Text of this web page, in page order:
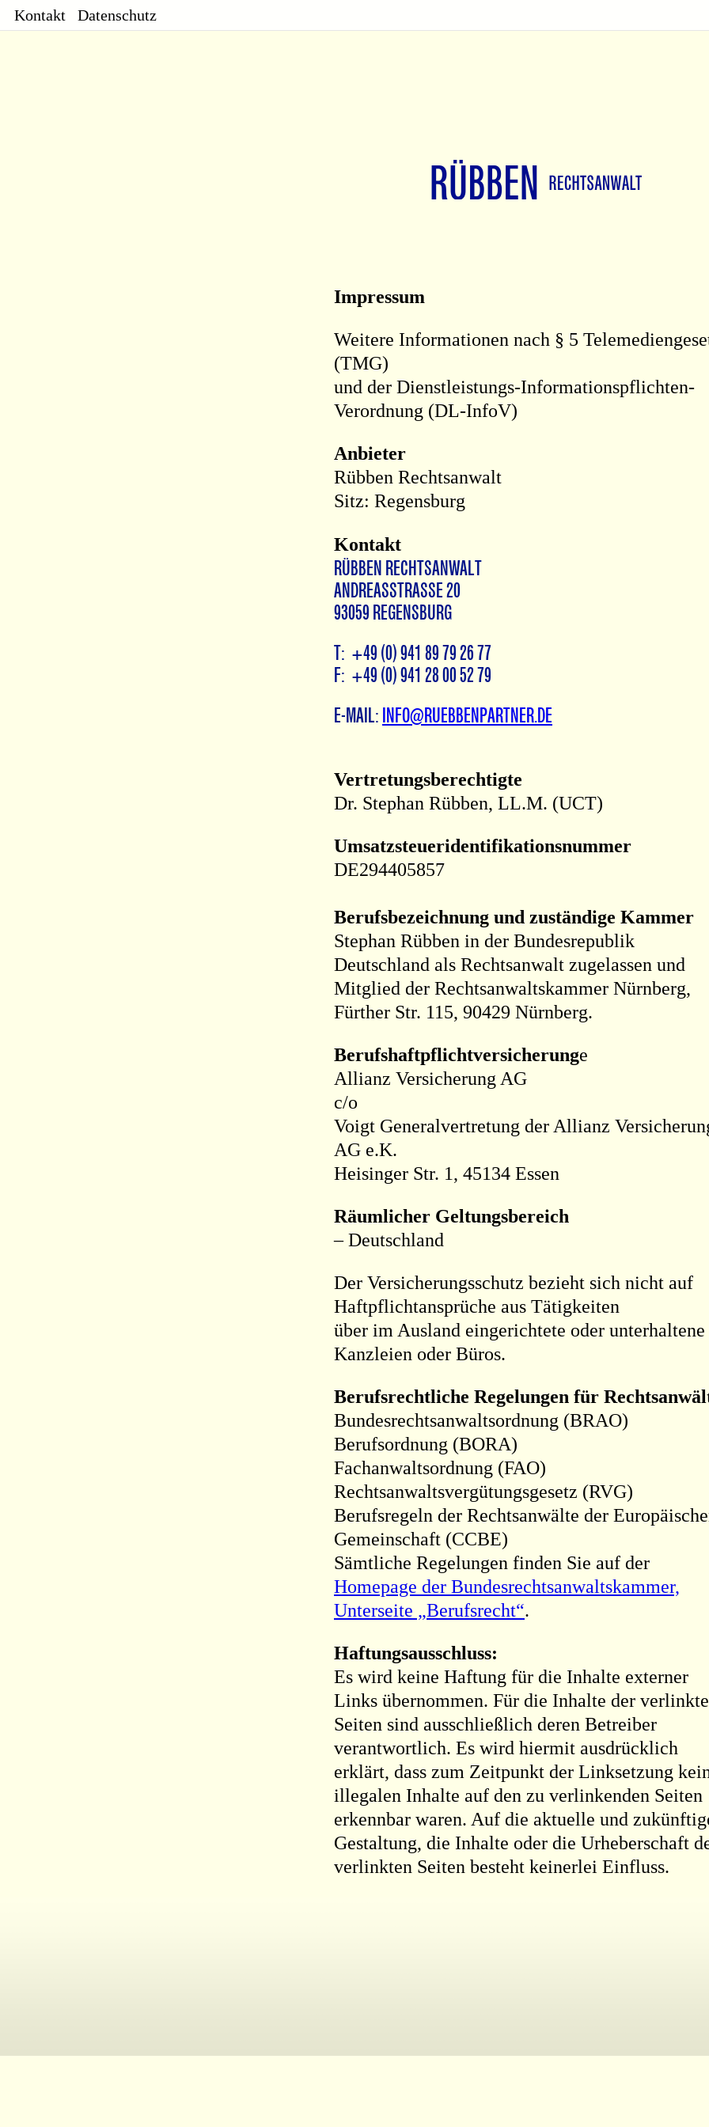
Kontakt Datenschutz
Impressum
Weitere Informationen nach § 5
(TMG)
und der Dienstleistungs-Informationspflichten-
Verordnung (DL-InfoV)
Anbieter
Rübben Rechtsanwalt
Sitz: Regensburg
Kontakt
Rübben Rechtsanwalt
Andreasstrasse 20
93059 Regensburg
T: +49 (0) 941 89 79 26 77
F: +49 (0) 941 28 00 52 79
E-Mail: info@ruebbenpartner.de
Vertretungsberechtigte
Dr. Stephan Rübben, LL.M. (UCT)
Umsatzsteueridentifikationsnummer
DE294405857
Berufsbezeichnung und zuständige Kammer
Stephan Rübben in der Bundesrepublik
Deutschland als Rechtsanwalt zugelassen und
Mitglied der Rechtsanwaltskammer Nürnberg,
Fürther Str. 115, 90429 Nürnberg.
Berufshaftpflichtversicherunge
Allianz Versicherung AG
c/o
Voigt Generalvertretung der Allianz
AG e.K.
Heisinger Str. 1, 45134 Essen
Räumlicher Geltungsbereich
– Deutschland
Der Versicherungsschutz bezieht sich nicht auf
Haftpflichtansprüche aus Tätigkeiten
über im Ausland eingerichtete oder unterhaltene
Kanzleien oder Büros.
Berufsrechtliche Regelungen für
Bundesrechtsanwaltsordnung (BRAO)
Berufsordnung (BORA)
Fachanwaltsordnung (FAO)
Rechtsanwaltsvergütungsgesetz (RVG)
Berufsregeln der Rechtsanwälte der
Gemeinschaft (CCBE)
Sämtliche Regelungen finden Sie auf der
Homepage der Bundesrechtsanwaltskammer,
Unterseite „Berufsrecht“.
Haftungsausschluss:
Es wird keine Haftung für die Inhalte externer
Links übernommen. Für die Inhalte der
Seiten sind ausschließlich deren Betreiber
verantwortlich. Es wird hiermit ausdrücklich
erklärt, dass zum Zeitpunkt der Linksetzung
illegalen Inhalte auf den zu verlinkenden Seiten
erkennbar waren. Auf die aktuelle und
Gestaltung, die Inhalte oder die Urheberschaft
verlinkten Seiten besteht keinerlei Einfluss.